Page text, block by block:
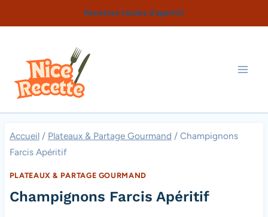
au
Recettes faciles d'apéritif
Accueil / Plateaux & Partage Gourmand / Champignons
Farcis Apéritif
PLATEAUX & PARTAGE GOURMAND
Champignons Farcis Apéritif